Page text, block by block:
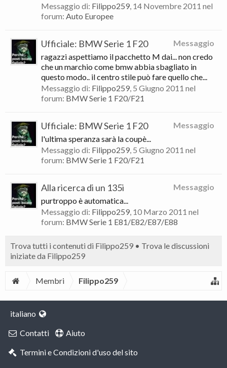
Messaggio di: Filippo259, 14 Novembre 2011 nel
forum: Auto Europee
Messaggio
Ufficiale: BMW Serie 1 F20
ragazzi aspettiamo il pacchetto M dai... non credo
che un marchio come bmw abbia sbagliato in
questo modo.. il centro stile può fare quello che...
Messaggio di: Filippo259, 5 Giugno 2011 nel
forum: BMW Serie 1 F20/F21
Messaggio
Ufficiale: BMW Serie 1 F20
l'ultima speranza sarà la coupè...
Messaggio di: Filippo259, 5 Giugno 2011 nel
forum: BMW Serie 1 F20/F21
Messaggio
Alla ricerca di un 135i
purtroppo è automatica...
Messaggio di: Filippo259, 10 Marzo 2011 nel
forum: BMW Serie 1 E81/E82/E87/E88
Trova tutti i contenuti di Filippo259
Trova le discussioni
iniziate da Filippo259
Membri Filippo259
italiano
Contatti
Aiuto
Termini e Condizioni d'uso del sito